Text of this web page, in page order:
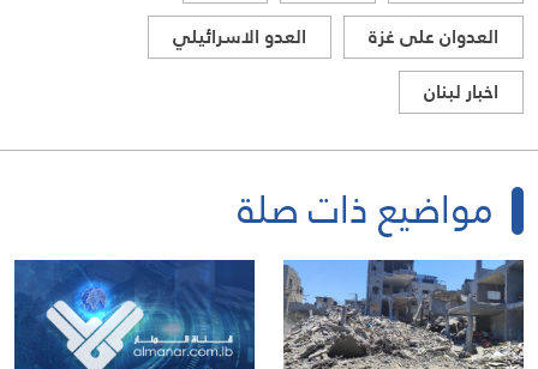
العدوان على غزة
العدو الاسرائيلي
اخبار لبنان
مواضيع ذات صلة